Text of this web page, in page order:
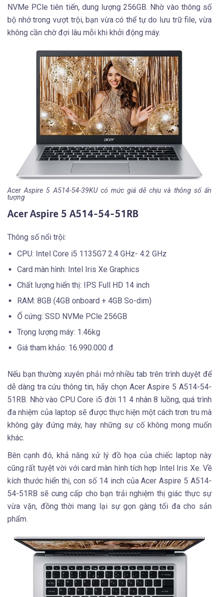
NVMe PCle tiên tiến, dung lượng 256GB. Nhờ vào thông số
bộ nhớ trong vượt trội, bạn vừa có thể tự do lưu trữ file, vừa
không cần chờ đợi lâu mỗi khi khởi động máy.
Acer Aspire 5 A514-54-39KU có mức giá dễ chịu và thông số ấn
tượng
Acer Aspire 5 A514-54-51RB
Thông số nổi trội:
CPU: Intel Core i5 1135G7 2.4 GHz- 4.2 GHz
Card màn hình: Intel Iris Xe Graphics
Chất lượng hiển thị: IPS Full HD 14 inch
RAM: 8GB (4GB onboard + 4GB So-dim)
Ổ cứng: SSD NVMe PCle 256GB
Trọng lượng máy: 1.46kg
Giá tham khảo: 16.990.000 đ
Nếu bạn thường xuyên phải mở nhiều tab trên trình duyệt để
dễ dàng tra cứu thông tin, hãy chọn Acer Aspire 5 A514-54-
51RB. Nhờ vào CPU Core i5 đời 11 4 nhân 8 luồng, quá trình
đa nhiệm của laptop sẽ được thực hiện một cách trơn tru mà
không gây đứng máy, hay những sự cố không mong muốn
khác.
Bên cạnh đó, khả năng xử lý đồ họa của chiếc laptop này
cũng rất tuyệt vời với card màn hình tích hợp Intel Iris Xe. Về
kích thước hiển thị, con số 14 inch của Acer Aspire 5 A514-
54-51RB sẽ cung cấp cho bạn trải nghiệm thị giác thực sự
vừa vặn, đồng thời mang lại sự gọn gàng tối đa cho sản
phẩm.